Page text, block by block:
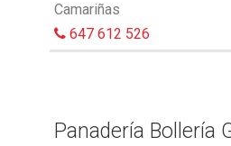
Camariñas
647 612 526
Panadería Bollería